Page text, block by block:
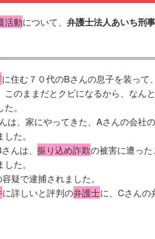
活動について、 弁護士法人あいち刑
に住む７０代のBさんの息子を装っ
このままだとクビになるから、なん
。
は、家にやってきた、Aさんの会社
た。
んは、 振り込め詐欺の被害に遭った
た。
疑で逮捕されました。
に詳しいと評判の弁護士に、Cさんの